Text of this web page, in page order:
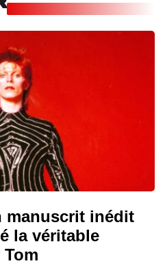
manuscrit inédit
la véritable